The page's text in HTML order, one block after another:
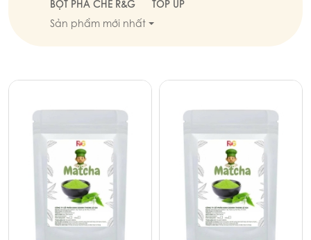
BỘT PHA CHẾ R&G
TOP UP
Sản phẩm mới nhất